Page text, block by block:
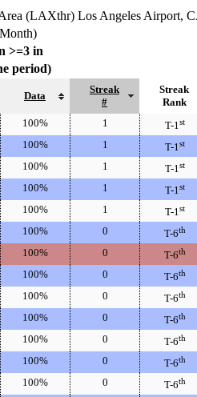
(LAXthr) Los Angeles Airport,
>=3 in
period)
Data
Streak
#
Streak
Rank
100% 1 T-1st
100% 1 T-1st
100% 1 T-1st
100% 1 T-1st
100% 1 T-1st
100% 0 T-6th
100% 0 T-6th
100% 0 T-6th
100% 0 T-6th
100% 0 T-6th
100% 0 T-6th
100% 0 T-6th
100% 0 T-6th